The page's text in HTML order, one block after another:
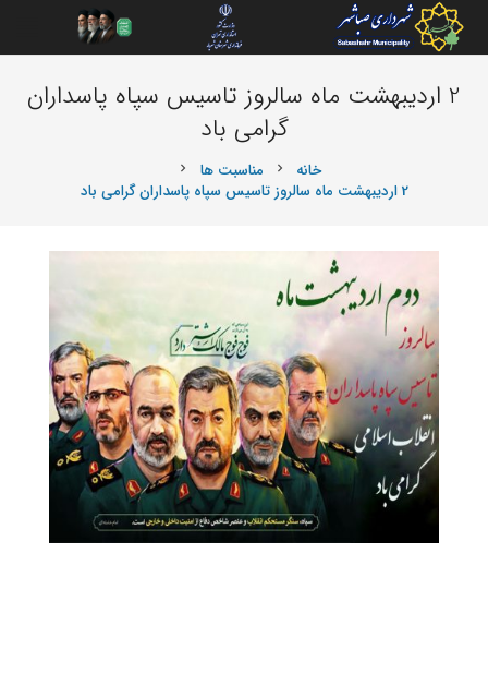
2 اردیبهشت ماه سالروز تاسیس سپاه پاسداران
گرامی باد
خانه chevron_right مناسبت ها chevron_right
2 اردیبهشت ماه سالروز تاسیس سپاه پاسداران گرامی باد